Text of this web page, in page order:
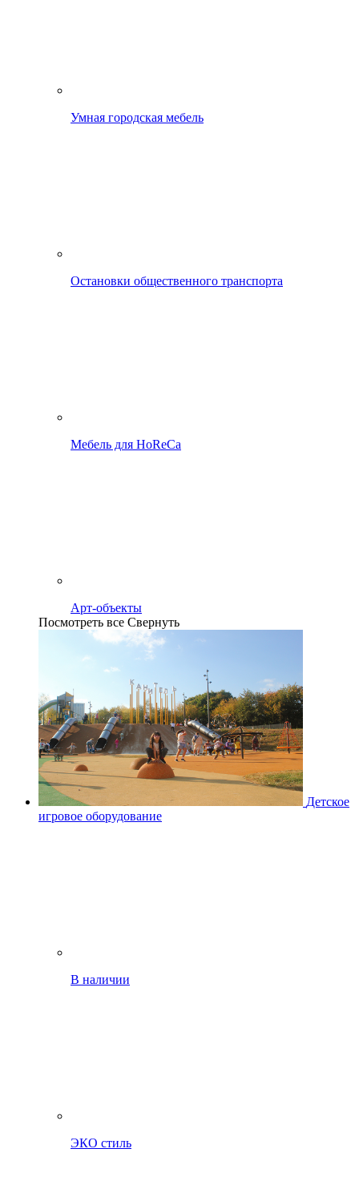
Умная городская мебель
Остановки общественного транспорта
Мебель для HoReCa
Арт-объекты
Посмотреть все Свернуть
Детское
игровое оборудование
В наличии
ЭКО стиль